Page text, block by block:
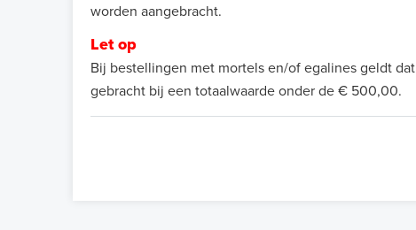
worden aangebracht.
Let op
Bij bestellingen met mortels en/of egalines geldt
gebracht bij een totaalwaarde onder de € 500,00.